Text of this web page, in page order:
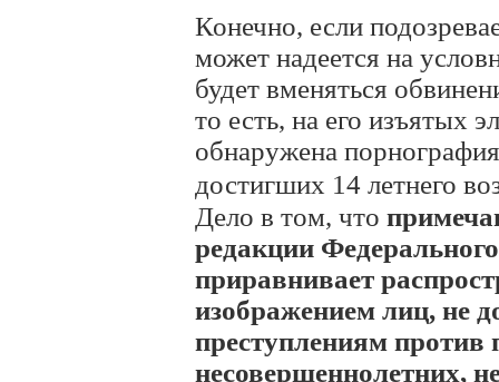
Конечно, если
может надеется на
будет вменяться
то есть, на его изъятых
обнаружена
достигших 14 летнего
Дело в том, что
редакции
приравнивает
изображением лиц, не
преступлениям против
несовершеннолетних,